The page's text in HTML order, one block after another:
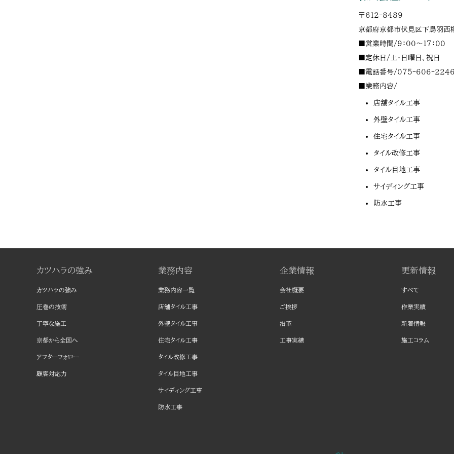
〒612-8489
京都府京都市伏見区下鳥羽西
■営業時間/9：00～17：00
■定休日/土・日曜日、祝日
■電話番号/075-606-2246
■業務内容/
店舗タイル工事
外壁タイル工事
住宅タイル工事
タイル改修工事
タイル目地工事
サイディング工事
防水工事
カツハラの強み
カツハラの強み
圧巻の技術
丁寧な施工
京都から全国へ
アフターフォロー
顧客対応力
業務内容
業務内容一覧
店舗タイル工事
外壁タイル工事
住宅タイル工事
タイル改修工事
タイル目地工事
サイディング工事
防水工事
企業情報
会社概要
ご挨拶
沿革
工事実績
更新情報
すべて
作業実績
新着情報
施工コラム